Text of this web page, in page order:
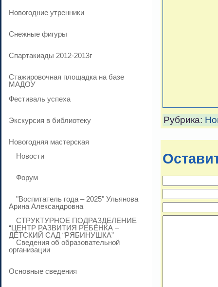
Новогодние утренники
Cнежные фигуры
Спартакиады 2012-2013г
Стажировочная площадка на базе
МАДОУ
Фестиваль успеха
Экскурсия в библиотеку
Новогодняя мастерская
Новости
Форум
"Воспитатель года – 2025" Ульянова
Арина Александровна
СТРУКТУРНОЕ ПОДРАЗДЕЛЕНИЕ
“ЦЕНТР РАЗВИТИЯ РЕБЁНКА –
ДЕТСКИЙ САД “РЯБИНУШКА”
Сведения об образовательной
организации
Основные сведения
Рубрика: